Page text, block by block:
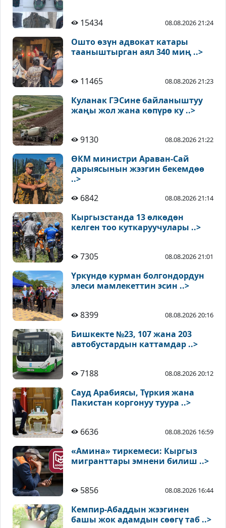
15434 08.08.2026 21:24
Ошто өзүн адвокат катары
тааныштырган аял 340 миң ..>
11465 08.08.2026 21:23
Куланак ГЭСине байланыштуу
жаңы жол жана көпүрө ку ..>
9130 08.08.2026 21:22
ӨКМ министри Араван-Сай
дарыясынын жээгин бекемдөө
..>
6842
08.08.2026 21:14
Кыргызстанда 13 өлкөдөн
келген тоо куткаруучулары ..>
7305 08.08.2026 21:01
Үркүндө курман болгондордун
элеси мамлекеттин эсин ..>
8399 08.08.2026 20:16
Бишкекте №23, 107 жана 203
автобустардын каттамдар ..>
7188 08.08.2026 20:12
Сауд Арабиясы, Түркия жана
Пакистан коргонуу туура ..>
6636 08.08.2026 16:59
«Амина» тиркемеси: Кыргыз
мигранттары эмнени билиш ..>
5856 08.08.2026 16:44
Кемпир-Абаддын жээгинен
башы жок адамдын сөөгү таб ..>